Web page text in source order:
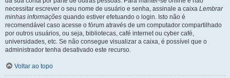
necessitar escrever o seu nome de usuário e senha, assinale a caixa Lembrar
minhas informações quando estiver efetuando o login. Isto não é
recomendável caso acesse o fórum através de um computador compartilhado
por outros usuários, ou seja, bibliotecas, café internet ou cyber café,
universidades, etc. Se não consegue visualizar a caixa, é possível que o
administrador tenha desativado este recurso.
Voltar ao topo